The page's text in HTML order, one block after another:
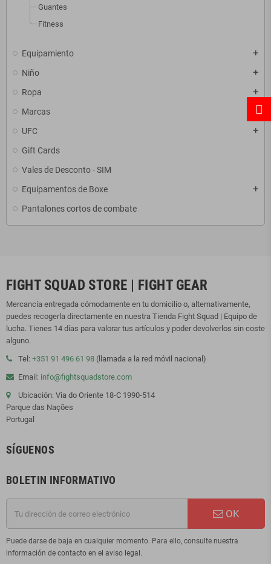
Guantes
Fitness
Equipamiento add
Niño add
Ropa add
Marcas
UFC add
Gift Cards
Vales de Desconto - SIM
Equipamentos de Boxe
add
Pantalones cortos de combate
FIGHT SQUAD STORE | FIGHT GEAR
Mercancía entregada cómodamente en tu domicilio o, alternativamente,
puedes recogerla directamente en nuestra Tienda Fight Squad | Equipo de
lucha. Tienes 14 días para valorar tus artículos y poder devolverlos sin coste
alguno.
Tel: +351 91 496 61 98 (llamada a la red móvil nacional)
Email: info@fightsquadstore.com
Ubicación: Via do Oriente 18-C 1990-514
Parque das Nações
Portugal
SÍGUENOS
BOLETIN INFORMATIVO
OK
Puede darse de baja en cualquier momento. Para ello, consulte nuestra
información de contacto en el aviso legal.